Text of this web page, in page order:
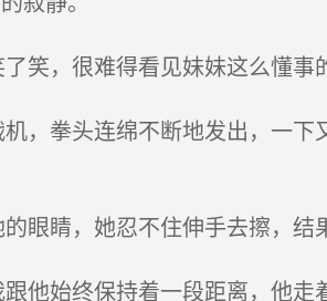
笑，很难得看见妹妹这么懂
，拳头连绵不断地发出，一下
睛，她忍不住伸手去擦，结
始终保持着一段距离，他走